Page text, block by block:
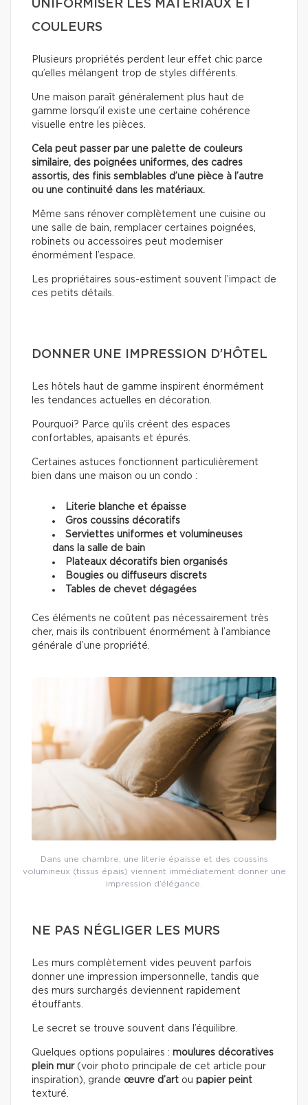
UNIFORMISER LES MATÉRIAUX ET
COULEURS
Plusieurs propriétés perdent leur effet chic parce
qu’elles mélangent trop de styles différents.
Une maison paraît généralement plus haut de
gamme lorsqu’il existe une certaine cohérence
visuelle entre les pièces.
Cela peut passer par une palette de couleurs
similaire, des poignées uniformes, des cadres
assortis, des finis semblables d’une pièce à l’autre
ou une continuité dans les matériaux.
Même sans rénover complètement une cuisine ou
une salle de bain, remplacer certaines poignées,
robinets ou accessoires peut moderniser
énormément l’espace.
Les propriétaires sous-estiment souvent l’impact de
ces petits détails.
DONNER UNE IMPRESSION D’HÔTEL
Les hôtels haut de gamme inspirent énormément
les tendances actuelles en décoration.
Pourquoi? Parce qu’ils créent des espaces
confortables, apaisants et épurés.
Certaines astuces fonctionnent particulièrement
bien dans une maison ou un condo :
Literie blanche et épaisse
Gros coussins décoratifs
Serviettes uniformes et volumineuses
dans la salle de bain
Plateaux décoratifs bien organisés
Bougies ou diffuseurs discrets
Tables de chevet dégagées
Ces éléments ne coûtent pas nécessairement très
cher, mais ils contribuent énormément à l’ambiance
générale d’une propriété.
Dans une chambre, une literie épaisse et des coussins
volumineux (tissus épais) viennent immédiatement donner une
impression d’élégance.
NE PAS NÉGLIGER LES MURS
Les murs complètement vides peuvent parfois
donner une impression impersonnelle, tandis que
des murs surchargés deviennent rapidement
étouffants.
Le secret se trouve souvent dans l’équilibre.
Quelques options populaires : moulures décoratives
plein mur (voir photo principale de cet article pour
inspiration), grande œuvre d’art ou papier peint
texturé.